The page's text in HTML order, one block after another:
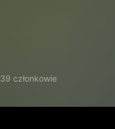
39 członkowie